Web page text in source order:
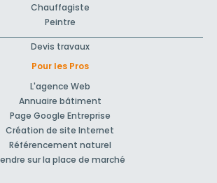
Chauffagiste
Peintre
Devis travaux
Pour les Pros
L'agence Web
Annuaire bâtiment
Page Google Entreprise
Création de site Internet
Référencement naturel
sur la place de marché